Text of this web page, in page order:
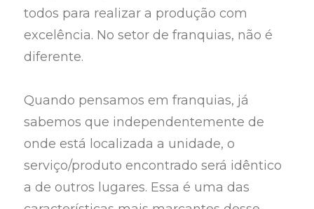
todos para realizar a produção com
excelência. No setor de franquias, não é
diferente.
Quando pensamos em franquias, já
sabemos que independentemente de
onde está localizada a unidade, o
serviço/produto encontrado será idêntico
a de outros lugares. Essa é uma das